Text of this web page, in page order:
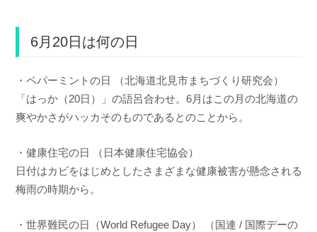
6月20日は何の日
・ペパーミントの日 （北海道北見市まちづくり研究会）
「はっか（20日）」の語呂合わせ。6月はこの月の北海道の
爽やかさがハッカそのものであるとのことから。
・健康住宅の日 （日本健康住宅協会）
日付はカビをはじめとしたさまざまな健康被害が懸念される
梅雨の時期から。
・世界難民の日（World Refugee Day） （国連 / 国際デーの